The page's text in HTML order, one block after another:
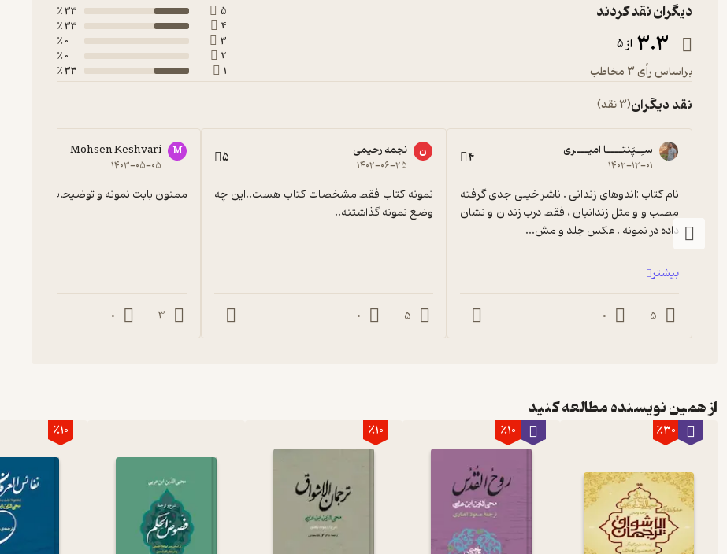
دیگران نقد کردند
3.3 از 5
براساس رأی 3 مخاطب
5
33 ٪
4
33 ٪
3
0 ٪
2
0 ٪
1
33 ٪
نقد دیگران(3 نقد)
سـِـپَنتــــا امیـــری
۱۴۰۲-۱۲-۰۱ 4
داده در نمونه . عکس جلد و مش...
بیشتر
5
0
ن نجمه رحیمی
۱۴۰۲-۰۶-۲۵ 5
وضع نمونه گذاشتنه..
5
0
M
Mohsen Keshvari
۱۴۰۳-۰۵-۰۵
ممنون بابت نمونه و توضیحات 😂
3
0
از همین نویسنده مطالعه کنید
٪30 ٪10 ٪10 ٪10